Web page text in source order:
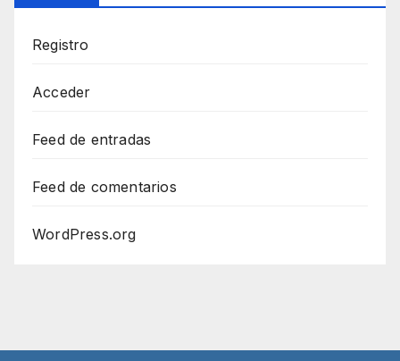
Registro
Acceder
Feed de entradas
Feed de comentarios
WordPress.org